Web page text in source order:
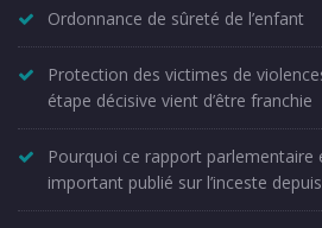
Ordonnance de sûreté de l’enfant
Protection des victimes de
étape décisive vient d’être franchie
Pourquoi ce rapport parlementaire
important publié sur l’inceste depuis